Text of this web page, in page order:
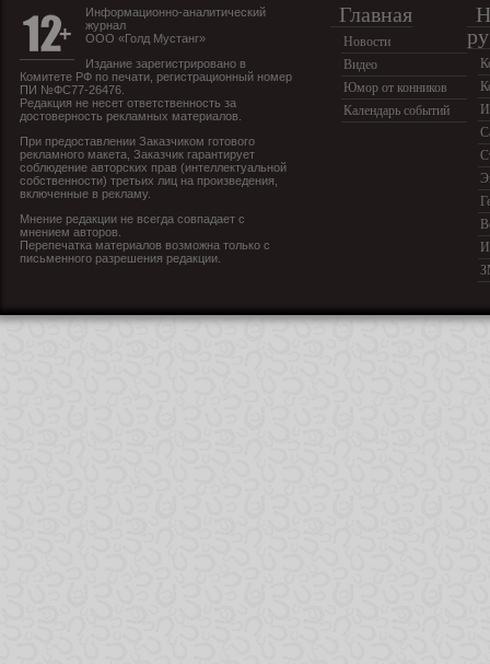
Информационно-аналитический
журнал
ООО «Голд Мустанг»
Издание зарегистрировано в
Комитете РФ по печати, регистрационный номер
ПИ №ФС77-26476.
Редакция не несет ответственность за
достоверность рекламных материалов.
При предоставлении Заказчиком готового
рекламного макета, Заказчик гарантирует
соблюдение авторских прав (интеллектуальной
собственности) третьих лиц на произведения,
включенные в рекламу.
Мнение редакции не всегда совпадает с
мнением авторов.
Перепечатка материалов возможна только с
письменного разрешения редакции.
Главная
Новости
Видео
Юмор от конников
Календарь событий